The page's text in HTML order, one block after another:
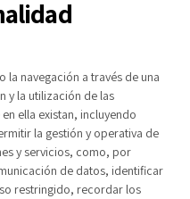
la navegación a través de una
y la utilización de las
ella existan, incluyendo
la gestión y operativa de
y servicios, como, por
de datos, identificar
restringido, recordar los